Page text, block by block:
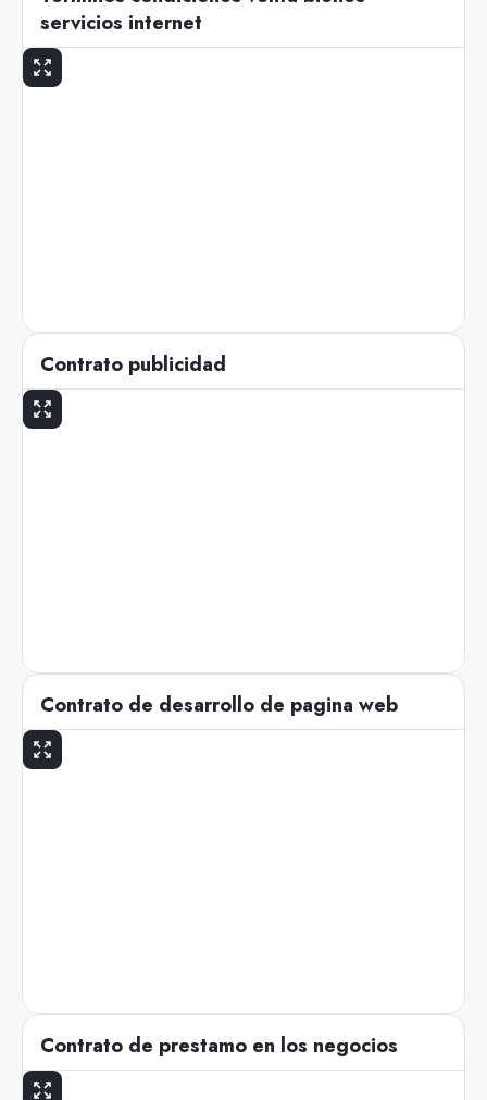
servicios internet
Contrato publicidad
Contrato de desarrollo de pagina web
Contrato de prestamo en los negocios